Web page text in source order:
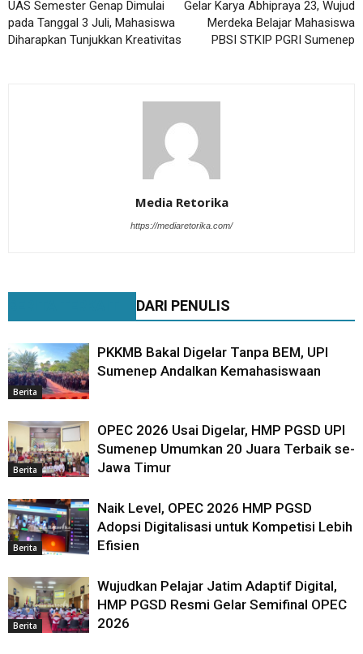
UAS Semester Genap Dimulai
pada Tanggal 3 Juli, Mahasiswa
Diharapkan Tunjukkan Kreativitas
Gelar Karya Abhipraya 23, Wujud
Merdeka Belajar Mahasiswa
PBSI STKIP PGRI Sumenep
Media Retorika
https://mediaretorika.com/
DARI PENULIS
Berita
PKKMB Bakal Digelar Tanpa BEM, UPI
Sumenep Andalkan Kemahasiswaan
Berita
OPEC 2026 Usai Digelar, HMP PGSD UPI
Sumenep Umumkan 20 Juara Terbaik se-
Jawa Timur
Berita
Naik Level, OPEC 2026 HMP PGSD
Adopsi Digitalisasi untuk Kompetisi Lebih
Efisien
Berita
Wujudkan Pelajar Jatim Adaptif Digital,
HMP PGSD Resmi Gelar Semifinal OPEC
2026